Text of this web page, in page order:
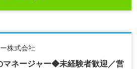
株式会社
マネージャー◆未経験者歓迎／営